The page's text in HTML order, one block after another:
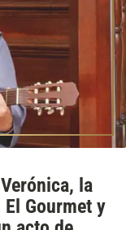
la
Gourmet y